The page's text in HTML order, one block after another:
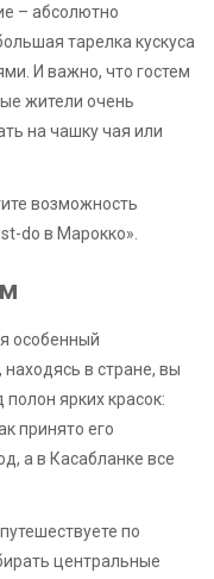
– абсолютно
тарелка кускуса
И важно, что гостем
жители очень
на чашку чая или
возможность
do в Марокко».
особенный
в стране, вы
ярких красок:
принято его
а в Касабланке все
по
центральные